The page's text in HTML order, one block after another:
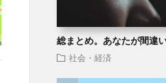
総まとめ。あなたが間違
社会・経済